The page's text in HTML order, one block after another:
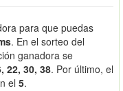
para que puedas
. En el sorteo del
ganadora se
22, 30, 38. Por último, el
el 5.